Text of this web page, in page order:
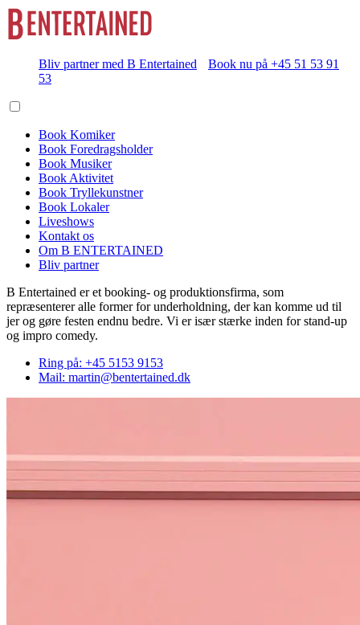
Bliv partner med B Entertained
Book nu på +45 51 53 91
53
Book Komiker
Book Foredragsholder
Book Musiker
Book Aktivitet
Book Tryllekunstner
Book Lokaler
Liveshows
Kontakt os
Om B ENTERTAINED
Bliv partner
B Entertained er et booking- og produktionsfirma, som
repræsenterer alle former for underholdning, der kan komme ud til
jer og gøre festen endnu bedre. Vi er især stærke inden for stand-up
og impro comedy.
Ring på: +45 5153 9153
Mail: martin@bentertained.dk